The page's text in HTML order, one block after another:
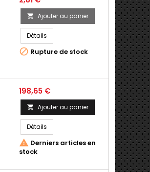
 Ajouter au panier
Détails
 Rupture de stock
Prix
198,65 €
 Ajouter au panier
Détails
 Derniers articles en
stock